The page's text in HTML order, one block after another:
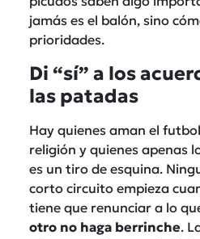
jamás es el balón, sino
prioridades.
Di “sí” a los
las patadas
Hay quienes aman el
religión y quienes apenas
es un tiro de esquina.
corto circuito empieza
tiene que renunciar a lo
otro no haga berrinche.